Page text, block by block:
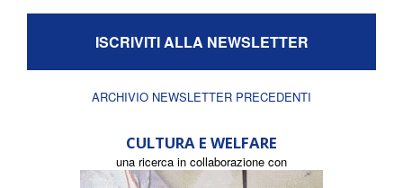
ISCRIVITI ALLA NEWSLETTER
ARCHIVIO NEWSLETTER PRECEDENTI
CULTURA E WELFARE
una ricerca in collaborazione con